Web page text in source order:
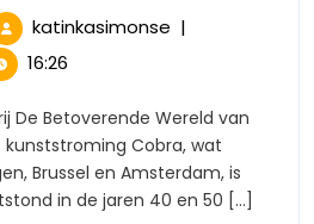
katinkasimonse Betoverende
Een
Expressieve
Wereld
vol
Kleur
|
16:26
kunststroming Cobra, wat
Brussel en Amsterdam, is
in de jaren 40 en 50 [...]